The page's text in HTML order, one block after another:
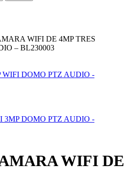
WIFI DE 4MP TRES
– BL230003
DOMO PTZ AUDIO -
DOMO PTZ AUDIO -
WIFI DE